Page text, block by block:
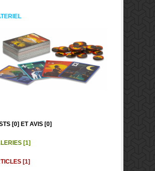
[0] ET AVIS [0]
[1]
[1]